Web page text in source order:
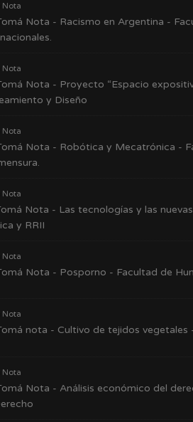
Nota
Nota - Racismo en Argentina -
Nota
Nota - Proyecto “Espacio
y Diseño
Nota
Nota - Robótica y Mecatrónica -
Nota
Nota - Las tecnologías y las
y RRII
Nota
Nota - Posporno - Facultad de
Nota
nota - Cultivo de tejidos vegetales
Nota
Nota - Análisis económico del